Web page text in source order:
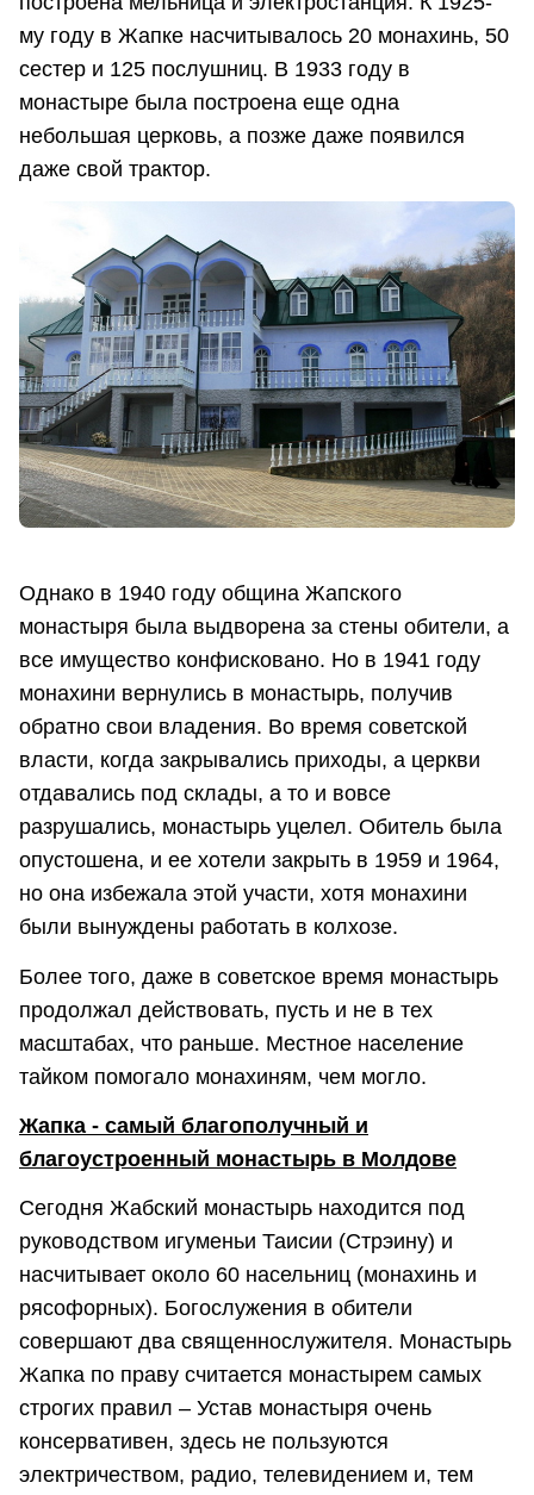
му году в Жапке насчитывалось 20 монахинь, 50
сестер и 125 послушниц. В 1933 году в
монастыре была построена еще одна
небольшая церковь, а позже даже появился
даже свой трактор.
Однако в 1940 году община Жапского
монастыря была выдворена за стены обители, а
все имущество конфисковано. Но в 1941 году
монахини вернулись в монастырь, получив
обратно свои владения. Во время советской
власти, когда закрывались приходы, а церкви
отдавались под склады, а то и вовсе
разрушались, монастырь уцелел. Обитель была
опустошена, и ее хотели закрыть в 1959 и 1964,
но она избежала этой участи, хотя монахини
были вынуждены работать в колхозе.
Более того, даже в советское время монастырь
продолжал действовать, пусть и не в тех
масштабах, что раньше. Местное население
тайком помогало монахиням, чем могло.
Жапка - самый благополучный и
благоустроенный монастырь в Молдове
Сегодня Жабский монастырь находится под
руководством игуменьи Таисии (Стрэину) и
насчитывает около 60 насельниц (монахинь и
рясофорных). Богослужения в обители
совершают два священнослужителя. Монастырь
Жапка по праву считается монастырем самых
строгих правил – Устав монастыря очень
консервативен, здесь не пользуются
электричеством, радио, телевидением и, тем